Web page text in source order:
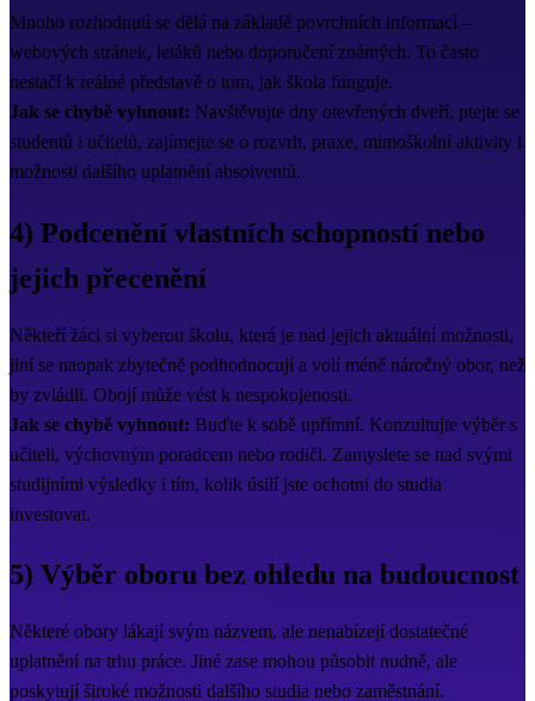
Mnoho rozhodnutí se dělá na základě povrchních informací –
webových stránek, letáků nebo doporučení známých. To často
nestačí k reálné představě o tom, jak škola funguje.
Jak se chybě vyhnout: Navštěvujte dny otevřených dveří, ptejte se
studentů i učitelů, zajímejte se o rozvrh, praxe, mimoškolní aktivity i
možnosti dalšího uplatnění absolventů.
4) Podcenění vlastních schopností nebo
jejich přecenění
Někteří žáci si vyberou školu, která je nad jejich aktuální možnosti,
jiní se naopak zbytečně podhodnocují a volí méně náročný obor, než
by zvládli. Obojí může vést k nespokojenosti.
Jak se chybě vyhnout: Buďte k sobě upřímní. Konzultujte výběr s
učiteli, výchovným poradcem nebo rodiči. Zamyslete se nad svými
studijními výsledky i tím, kolik úsilí jste ochotni do studia
investovat.
5) Výběr oboru bez ohledu na budoucnost
Některé obory lákají svým názvem, ale nenabízejí dostatečné
uplatnění na trhu práce. Jiné zase mohou působit nudně, ale
poskytují široké možnosti dalšího studia nebo zaměstnání.